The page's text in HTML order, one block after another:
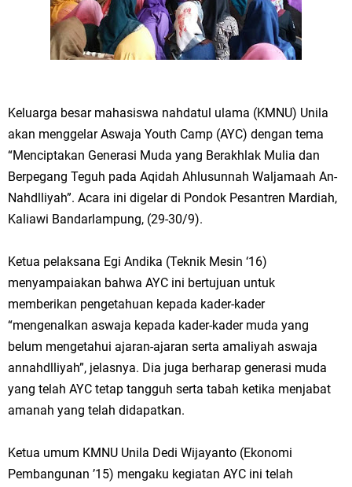
Keluarga besar mahasiswa nahdatul ulama (KMNU) Unila
akan menggelar Aswaja Youth Camp (AYC) dengan tema
“Menciptakan Generasi Muda yang Berakhlak Mulia dan
Berpegang Teguh pada Aqidah Ahlusunnah Waljamaah An-
Nahdlliyah”. Acara ini digelar di Pondok Pesantren Mardiah,
Kaliawi Bandarlampung, (29-30/9).
Ketua pelaksana Egi Andika (Teknik Mesin ‘16)
menyampaiakan bahwa AYC ini bertujuan untuk
memberikan pengetahuan kepada kader-kader
“mengenalkan aswaja kepada kader-kader muda yang
belum mengetahui ajaran-ajaran serta amaliyah aswaja
annahdlliyah”, jelasnya. Dia juga berharap generasi muda
yang telah AYC tetap tangguh serta tabah ketika menjabat
amanah yang telah didapatkan.
Ketua umum KMNU Unila Dedi Wijayanto (Ekonomi
Pembangunan ’15) mengaku kegiatan AYC ini telah